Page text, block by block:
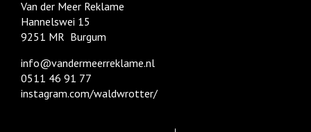
Van der Meer Reklame
Hannelswei 15
9251 MR Burgum
info@vandermeerreklame.nl
0511 46 91 77
instagram.com/waldwrotter/